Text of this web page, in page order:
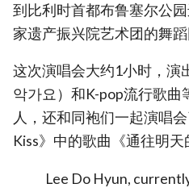
到比利时首都布鲁塞尔公
家遗产振兴院艺术团的舞蹈
这次演唱会大约1小时，演
악가요）和K-pop流行歌曲
人，还和同袍们一起演唱
Kiss》中的歌曲《通往明天
Lee Do Hyun,